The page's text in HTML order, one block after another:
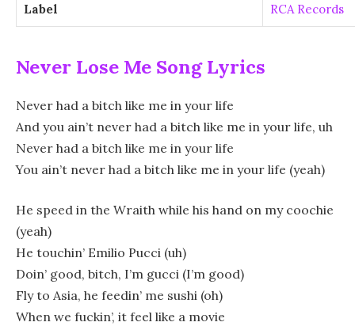
Label RCA Records
Never Lose Me Song Lyrics
Never had a bitch like me in your life
And you ain’t never had a bitch like me in your life, uh
Never had a bitch like me in your life
You ain’t never had a bitch like me in your life (yeah)
He speed in the Wraith while his hand on my coochie
(yeah)
He touchin’ Emilio Pucci (uh)
Doin’ good, bitch, I’m gucci (I’m good)
Fly to Asia, he feedin’ me sushi (oh)
When we fuckin’, it feel like a movie